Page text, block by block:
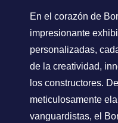
En el corazón de
impresionante
personalizadas,
de la creatividad,
los constructores.
meticulosamente
vanguardistas, el